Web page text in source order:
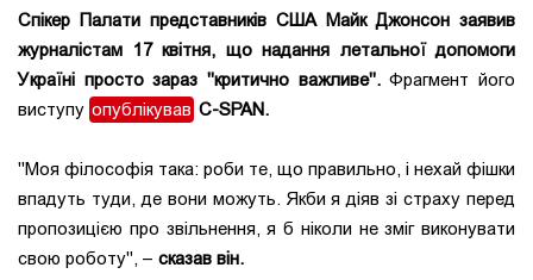
Спікер Палати представників США Майк Джонсон заявив
журналістам 17 квітня, що надання летальної допомоги
Україні просто зараз "критично важливе".Фрагмент його
виступу опублікував С-SPAN.
"Моя філософія така: роби те, що правильно, і нехай фішки
впадуть туди, де вони можуть. Якби я діяв зі страху перед
пропозицією про звільнення, я б ніколи не зміг виконувати
свою роботу", – сказав він.